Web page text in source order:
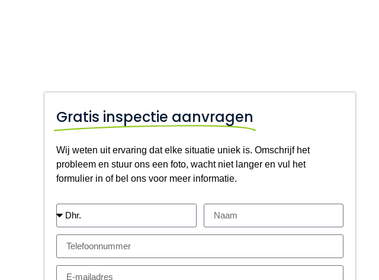
Gratis inspectie aanvragen
Wij weten uit ervaring dat elke situatie uniek is. Omschrijf het
probleem en stuur ons een foto, wacht niet langer en vul het
formulier in of bel ons voor meer informatie.